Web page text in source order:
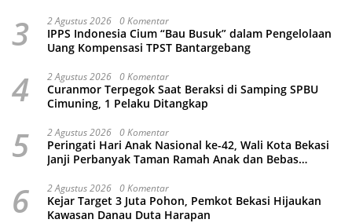
3 2 Agustus 2026 0 Komentar
IPPS Indonesia Cium “Bau Busuk” dalam Pengelolaan
Uang Kompensasi TPST Bantargebang
4 2 Agustus 2026 0 Komentar
Curanmor Terpegok Saat Beraksi di Samping SPBU
Cimuning, 1 Pelaku Ditangkap
5 2 Agustus 2026 0 Komentar
Peringati Hari Anak Nasional ke-42, Wali Kota Bekasi
Janji Perbanyak Taman Ramah Anak dan Bebas
6 2 Agustus 2026 0 Komentar
Kejar Target 3 Juta Pohon, Pemkot Bekasi Hijaukan
Kawasan Danau Duta Harapan